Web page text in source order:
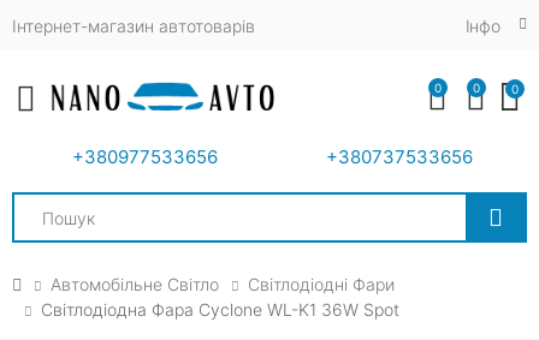
Інтернет-магазин автотоварів Iнфо
Toggle mobile menu
+380977533656 +380737533656
Search
0 0 0
Автомобільне Світло
Світлодіодні Фари
Світлодіодна Фара Cyclone WL-K1 36W Spot